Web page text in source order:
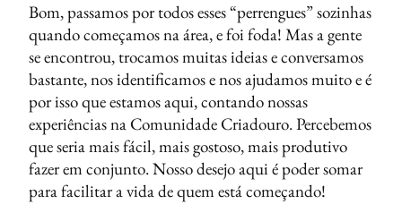
Bom, passamos por todos esses “perrengues” sozinhas
quando começamos na área, e foi foda! Mas a gente
se encontrou, trocamos muitas ideias e conversamos
bastante, nos identificamos e nos ajudamos muito e é
por isso que estamos aqui, contando nossas
experiências na Comunidade Criadouro. Percebemos
que seria mais fácil, mais gostoso, mais produtivo
fazer em conjunto. Nosso desejo aqui é poder somar
para facilitar a vida de quem está começando!